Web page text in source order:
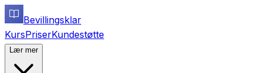
Bevillingsklar
KursPriserKundestøtte
Lær mer